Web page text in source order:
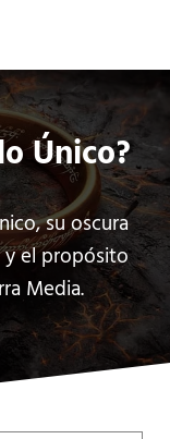
Único?
su oscura
y el propósito
Media.